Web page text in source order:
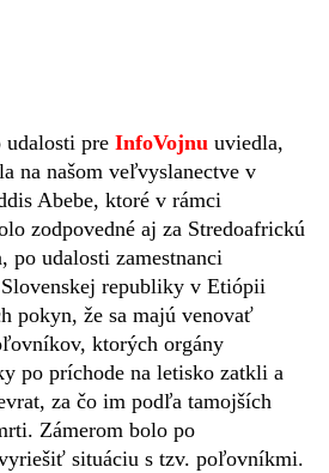
pre InfoVojnu uviedla,
na našom veľvyslanectve v
Abebe, ktoré v rámci
zodpovedné aj za Stredoafrickú
po udalosti zamestnanci
republiky v Etiópii
pokyn, že sa majú venovať
ktorých orgány
po príchode na letisko zatkli a
za čo im podľa tamojších
Zámerom bolo po
situáciu s tzv. poľovníkmi.